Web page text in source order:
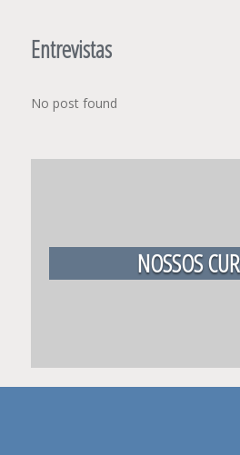
Entrevistas
No post found
NOSSOS